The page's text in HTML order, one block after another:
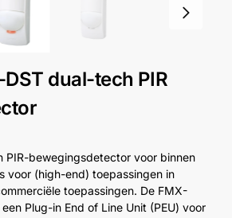
dual-tech PIR
PIR-bewegingsdetector voor binnen
voor (high-end) toepassingen in
toepassingen. De FMX-
Plug-in End of Line Unit (PEU) voor